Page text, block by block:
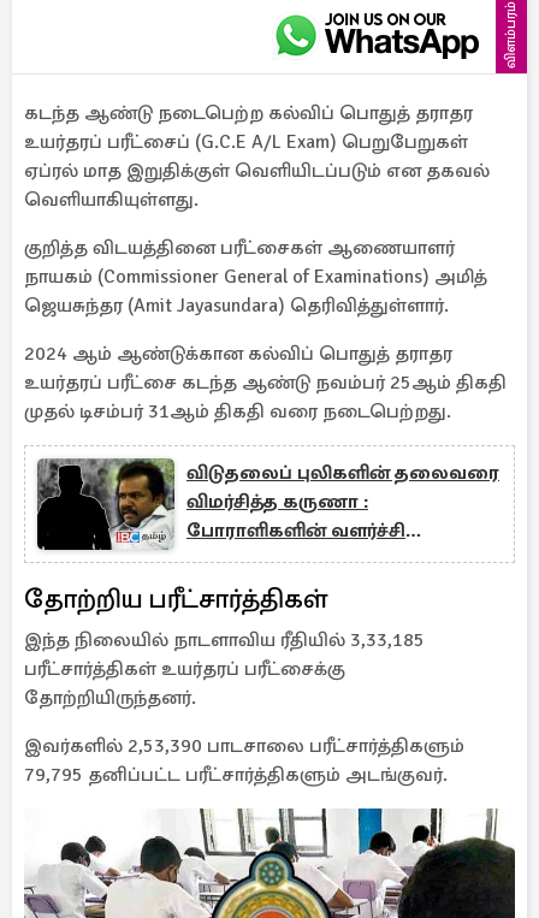
விளம்பரம்
கடந்த ஆண்டு நடைபெற்ற கல்விப் பொதுத் தராதர
உயர்தரப் பரீட்சைப் (G.C.E A/L Exam) பெறுபேறுகள்
ஏப்ரல் மாத இறுதிக்குள் வெளியிடப்படும் என தகவல்
வெளியாகியுள்ளது.
குறித்த விடயத்தினை பரீட்சைகள் ஆணையாளர்
நாயகம் (Commissioner General of Examinations) அமித்
ஜெயசுந்தர (Amit Jayasundara) தெரிவித்துள்ளார்.
2024 ஆம் ஆண்டுக்கான கல்விப் பொதுத் தராதர
உயர்தரப் பரீட்சை கடந்த ஆண்டு நவம்பர் 25ஆம் திகதி
முதல் டிசம்பர் 31ஆம் திகதி வரை நடைபெற்றது.
விடுதலைப் புலிகளின் தலைவரை
விமர்சித்த கருணா :
போராளிகளின் வளர்ச்சி
விருப்பமில்லை என்று
குற்றச்சாட்டு
தோற்றிய பரீட்சார்த்திகள்
இந்த நிலையில் நாடளாவிய ரீதியில் 3,33,185
பரீட்சார்த்திகள் உயர்தரப் பரீட்சைக்கு
தோற்றியிருந்தனர்.
இவர்களில் 2,53,390 பாடசாலை பரீட்சார்த்திகளும்
79,795 தனிப்பட்ட பரீட்சார்த்திகளும் அடங்குவர்.